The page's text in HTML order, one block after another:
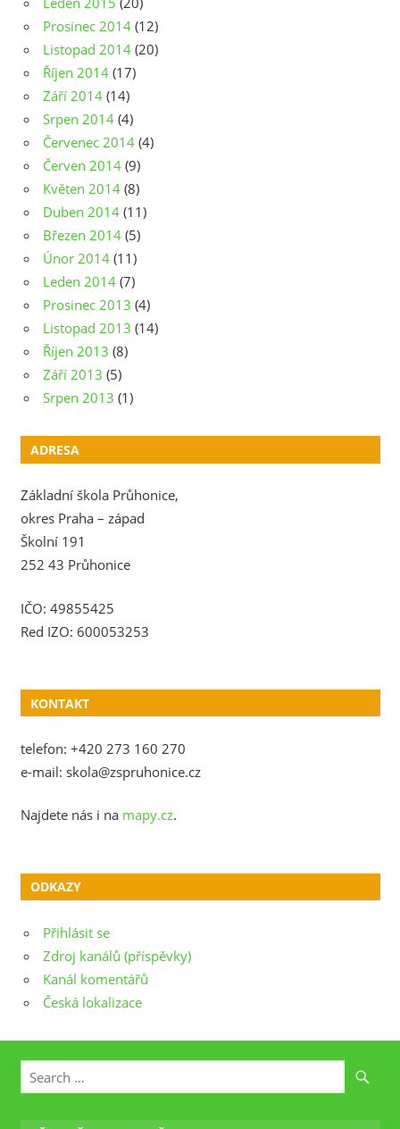
Prosinec 2014 (12)
Listopad 2014 (20)
Říjen 2014 (17)
Září 2014 (14)
Srpen 2014 (4)
Červenec 2014 (4)
Červen 2014 (9)
Květen 2014 (8)
Duben 2014 (11)
Březen 2014 (5)
Únor 2014 (11)
Leden 2014 (7)
Prosinec 2013 (4)
Listopad 2013 (14)
Říjen 2013 (8)
Září 2013 (5)
Srpen 2013 (1)
ADRESA
Základní škola Průhonice,
okres Praha – západ
Školní 191
252 43 Průhonice
IČO: 49855425
Red IZO: 600053253
KONTAKT
telefon: +420 273 160 270
e-mail: skola@zspruhonice.cz
Najdete nás i na mapy.cz.
ODKAZY
Přihlásit se
Zdroj kanálů (příspěvky)
Kanál komentářů
Česká lokalizace